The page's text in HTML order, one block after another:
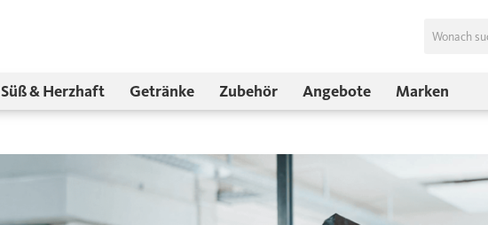
Süß & Herzhaft Getränke Zubehör Angebote Marken